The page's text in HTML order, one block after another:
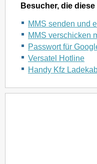
Besucher, die
MMS senden und
MMS verschicken
Passwort für
Versatel Hotline
Handy Kfz